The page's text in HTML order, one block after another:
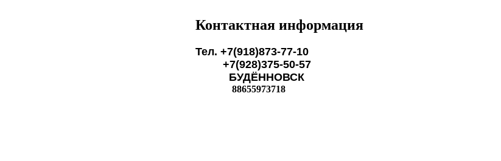
Контактная информация
Тел. +7(918)873-77-10
+7(928)375-50-57
БУДЁННОВСК
88655973718